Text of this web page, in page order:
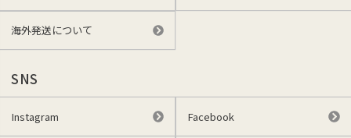
海外発送について
SNS
Instagram Facebook